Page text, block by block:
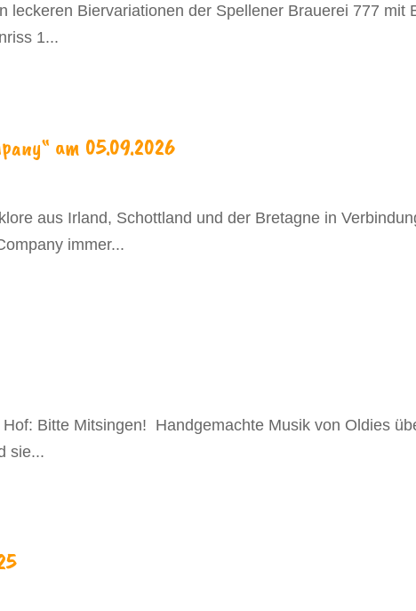
Biervariationen der Spellener Brauerei 777 mit
1...
am 05.09.2026
aus Irland, Schottland und der Bretagne in
immer...
Bitte Mitsingen! Handgemachte Musik von Oldies
sie...